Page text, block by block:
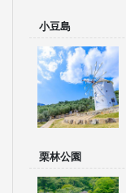
小豆島
栗林公園